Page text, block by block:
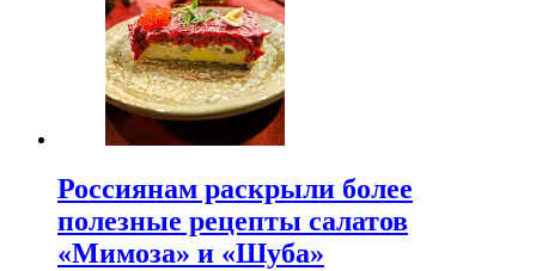
Россиянам раскрыли более
полезные рецепты салатов
«Мимоза» и «Шуба»